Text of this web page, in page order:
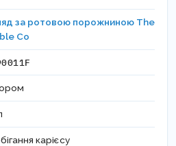
за ротовою порожниною The
Co
карієсу